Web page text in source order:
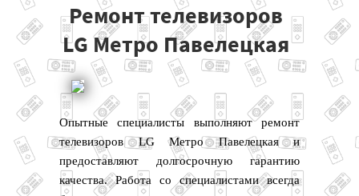
НАШИ КОНТАКТЫ
Ремонт телевизоров
LG Метро Павелецкая
Опытные специалисты выполняют ремонт
телевизоров LG Метро Павелецкая и
предоставляют долгосрочную гарантию
качества. Работа со специалистами всегда